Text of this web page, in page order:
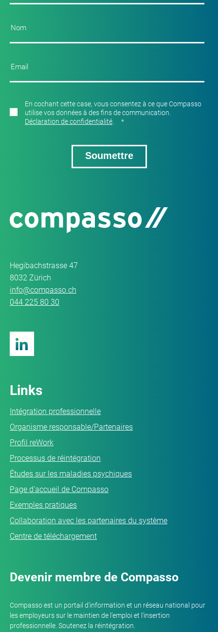
En cochant cette case, vous consentez à ce que Compasso
utilise vos données à des fins de communication.
Déclaration de confidentialité
*
Hegibachstrasse 47
8032 Zürich
info@compasso.ch
044 225 80 30
Links
Intégration professionnelle
Organisme responsable/Partenaires
Profil reWork
Processus de réintégration
Études sur les maladies psychiques
Page d'accueil de Compasso
Exemples pratiques
Collaboration avec les partenaires du système
Centre de téléchargement
Devenir membre de Compasso
Compasso est un portail d'information et un réseau national pour
les employeurs sur le maintien de l'emploi et l'insertion
professionnelle. Soutenez la réintégration.